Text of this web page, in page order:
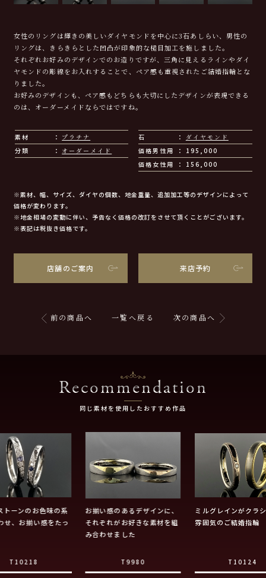
女性のリングは輝きの美しいダイヤモンドを中心に3石あしらい、男性の
リングは、きらきらとした凹凸が印象的な槌目加工を施しました。
それぞれお好みのデザインでのお造りですが、三角に見えるラインやダイ
ヤモンドの彫線をお入れすることで、ペア感も重視されたご結婚指輪とな
りました。
お好みのデザインも、ペア感もどちらも大切にしたデザインが表現できる
のは、オーダーメイドならではですね。
素材 プラチナ 石
ダイヤモンド
分類
オーダーメイド 価格男性用
195,000
価格女性用
156,000
※素材、幅、サイズ、ダイヤの個数、地金重量、追加加工等のデザインによって
価格が変わります。
※地金相場の変動に伴い、予告なく価格の改訂をさせて頂くことがございます。
※表記は税抜き価格です。
店舗のご案内 来店予約
前の商品へ 一覧へ戻る 次の商品へ
Recommendation
同じ素材を使用したおすすめ作品
トーンのお色味の系
せ、お揃い感をたっ
T10218
お揃い感のあるデザインに、
それぞれがお好きな素材を組
み合わせました
T9980
ミルグレインがクラ
雰囲気のご結婚指輪
T10124